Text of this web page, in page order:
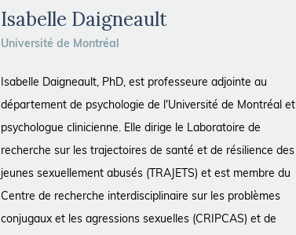
Isabelle Daigneault
Université de Montréal
Isabelle Daigneault, PhD, est professeure adjointe au
département de psychologie de l'Université de Montréal et
psychologue clinicienne. Elle dirige le Laboratoire de
recherche sur les trajectoires de santé et de résilience des
jeunes sexuellement abusés (TRAJETS) et est membre du
Centre de recherche interdisciplinaire sur les problèmes
conjugaux et les agressions sexuelles (CRIPCAS) et de